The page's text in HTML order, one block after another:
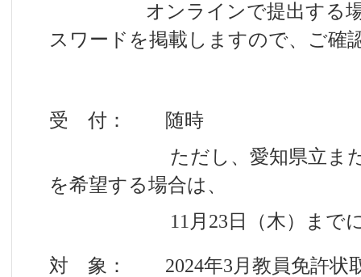
オンラインで提出する場合
スワードを掲載しますので、ご確
受 付： 随時
ただし、愛知県立または
を希望する場合は、
11月23日（木）までに提
対 象： 2024年3月教員免許状取